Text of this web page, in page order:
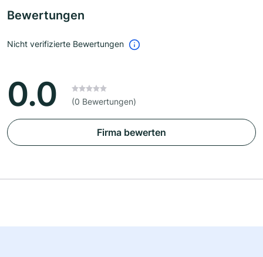
Bewertungen
Nicht verifizierte Bewertungen
0.0 (0 Bewertungen)
Firma bewerten